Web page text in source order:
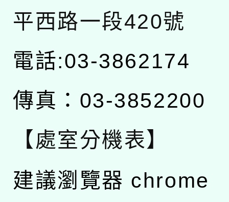
平西路一段420號
電話:03-3862174
傳真：03-3852200
【處室分機表】
建議瀏覽器 chrome